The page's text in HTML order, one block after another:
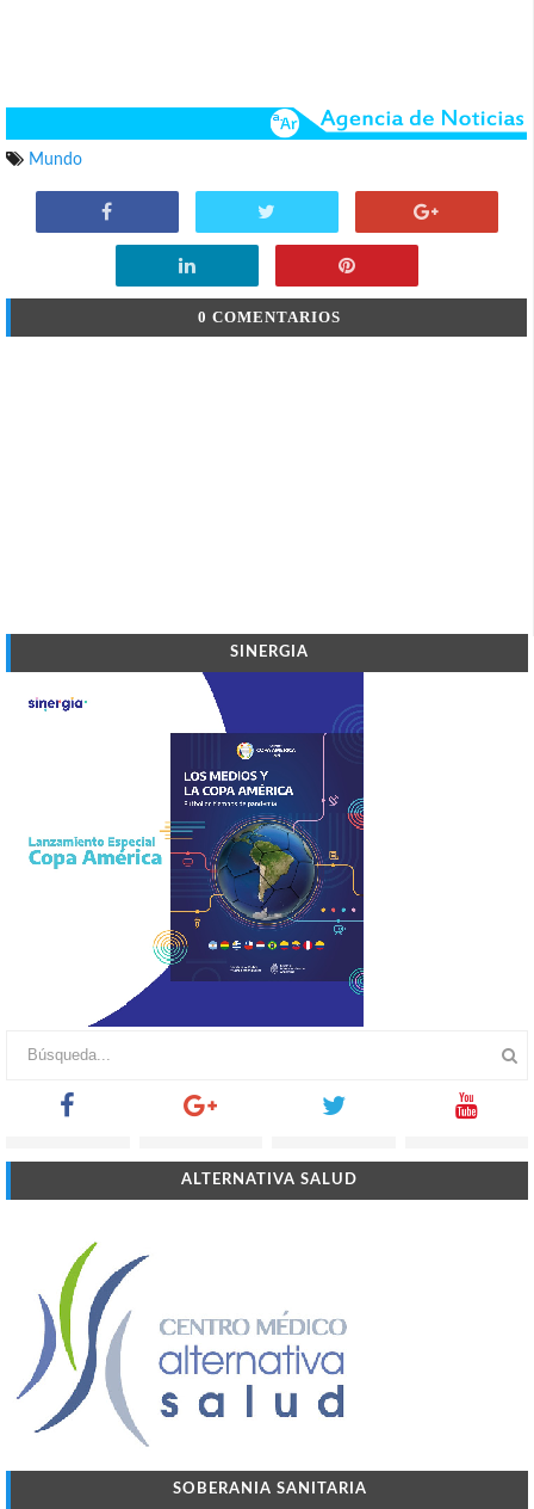
Mundo
0 COMENTARIOS
SINERGIA
ALTERNATIVA SALUD
SOBERANIA SANITARIA